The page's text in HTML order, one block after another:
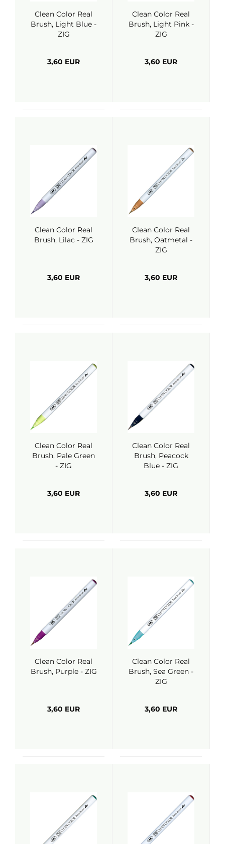
Clean Color Real
Brush, Light Blue -
ZIG
3,60 EUR
Clean Color Real
Brush, Light Pink -
ZIG
3,60 EUR
Clean Color Real
Brush, Lilac - ZIG
3,60 EUR
Clean Color Real
Brush, Oatmetal -
ZIG
3,60 EUR
Clean Color Real
Brush, Pale Green
- ZIG
3,60 EUR
Clean Color Real
Brush, Peacock
Blue - ZIG
3,60 EUR
Clean Color Real
Brush, Purple - ZIG
3,60 EUR
Clean Color Real
Brush, Sea Green -
ZIG
3,60 EUR